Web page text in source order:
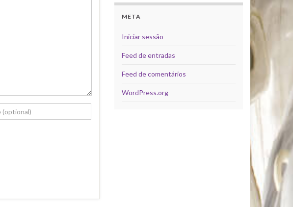
META
Iniciar sessão
Feed de entradas
Feed de comentários
WordPress.org